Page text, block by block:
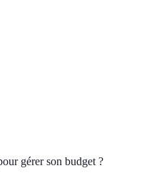
gérer son budget ?